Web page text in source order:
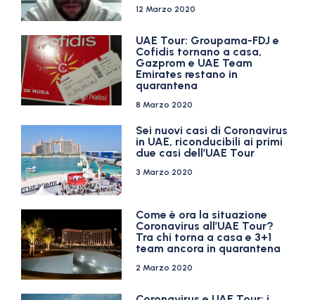
12 Marzo 2020
UAE Tour: Groupama-FDJ e
Cofidis tornano a casa,
Gazprom e UAE Team
Emirates restano in
quarantena
8 Marzo 2020
Sei nuovi casi di Coronavirus
in UAE, riconducibili ai primi
due casi dell’UAE Tour
3 Marzo 2020
Come è ora la situazione
Coronavirus all’UAE Tour?
Tra chi torna a casa e 3+1
team ancora in quarantena
2 Marzo 2020